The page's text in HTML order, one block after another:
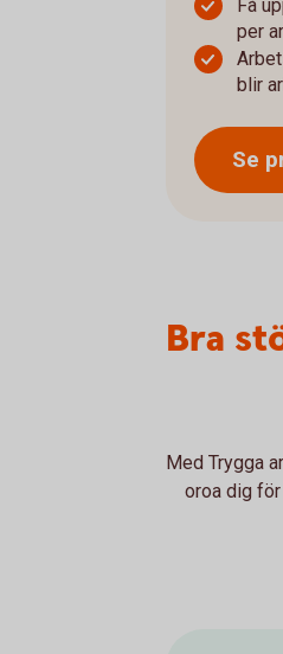
Få
per
blir
Se
Bra
Med Trygga
oroa dig